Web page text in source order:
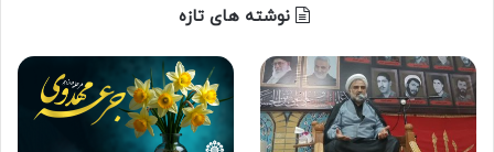
نوشته های تازه